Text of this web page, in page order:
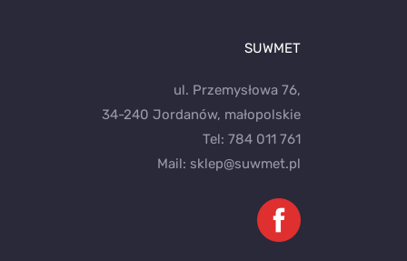
SUWMET
ul. Przemysłowa 76,
34-240 Jordanów, małopolskie
Tel: 784 011 761
Mail: sklep@suwmet.pl